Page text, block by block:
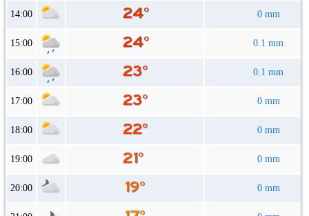
14:00 0 mm
15:00 0.1 mm
16:00 0.1 mm
17:00 0 mm
18:00 0 mm
19:00 0 mm
20:00 0 mm